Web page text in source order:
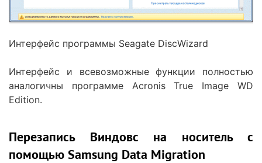
Интерфейс программы Seagate DiscWizard
Интерфейс и всевозможные функции полностью
аналогичны программе Acronis True Image WD
Edition.
Перезапись Виндовс на носитель с
помощью Samsung Data Migration